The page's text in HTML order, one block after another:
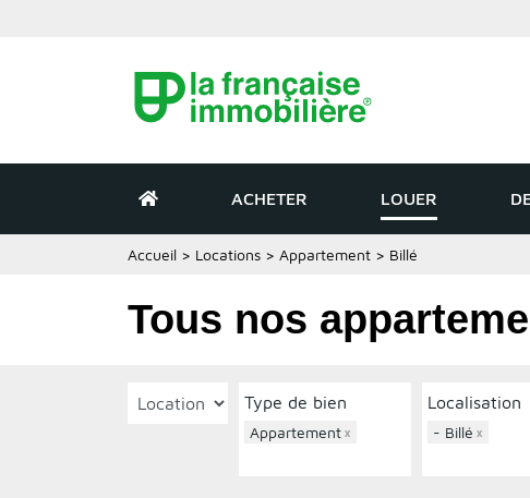
ACHETER LOUER
Accueil > Locations > Appartement > Billé
Tous nos
Type de bien
×
Appartement
Localisation
×
- Billé